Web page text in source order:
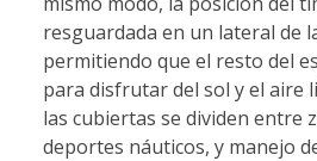
resguardada en un lateral de
permitiendo que el resto del
para disfrutar del sol y el aire
las cubiertas se dividen entre
deportes náuticos, y manejo